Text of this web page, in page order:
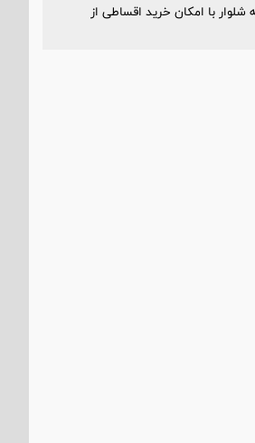
شلوار با امکان خرید اقساطی از